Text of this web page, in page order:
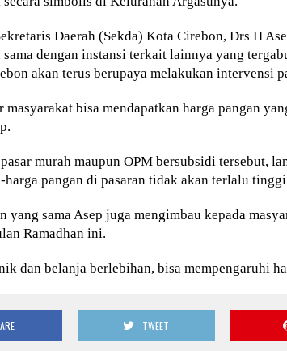
Daerah (Sekda) Kota Cirebon, Drs H
dengan instansi terkait lainnya yang
akan terus berupaya melakukan intervensi
masyarakat bisa mendapatkan harga pangan
murah maupun OPM bersubsidi tersebut,
harga pangan di pasaran tidak akan terlalu
yang sama Asep juga mengimbau kepada
Ramadhan ini.
dan belanja berlebihan, bisa mempengaruhi
TWEET